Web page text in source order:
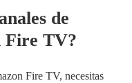
de
Fire TV?
Fire TV, necesitas